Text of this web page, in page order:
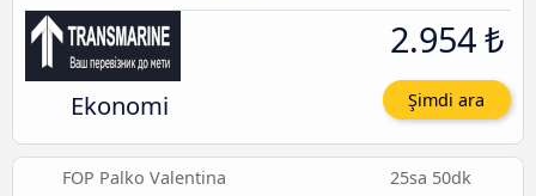
Ekonomi
2.954 ₺
Şimdi ara
FOP Palko Valentina 25sa 50dk